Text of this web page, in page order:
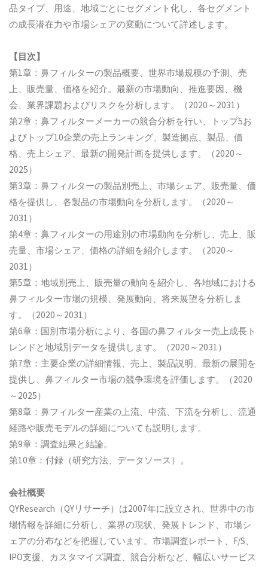
品タイプ、用途、地域ごとにセグメント化し、各セグメント
の成長潜在力や市場シェアの変動について詳述します。
【目次】
第1章：鼻フィルターの製品概要、世界市場規模の予測、売
上、販売量、価格を紹介。最新の市場動向、推進要因、機
会、業界課題およびリスクを分析します。（2020～2031）
第2章：鼻フィルターメーカーの競合分析を行い、トップ5お
よびトップ10企業の売上ランキング、製造拠点、製品、価
格、売上シェア、最新の開発計画を提供します。（2020～
2025）
第3章：鼻フィルターの製品別売上、市場シェア、販売量、価
格を提供し、各製品の市場動向を分析します。（2020～
2031）
第4章：鼻フィルターの用途別の市場動向を分析し、売上、販
売量、市場シェア、価格の詳細を紹介します。（2020～
2031）
第5章：地域別売上、販売量の動向を紹介し、各地域における
鼻フィルター市場の規模、発展動向、将来展望を分析しま
す。（2020～2031）
第6章：国別市場分析により、各国の鼻フィルター売上成長ト
レンドと地域別データを提供します。（2020～2031）
第7章：主要企業の詳細情報、売上、製品説明、最新の展開を
提供し、鼻フィルター市場の競争環境を評価します。（2020
～2025）
第8章：鼻フィルター産業の上流、中流、下流を分析し、流通
経路や販売モデルの詳細についても説明します。
第9章：調査結果と結論。
第10章：付録（研究方法、データソース）。
会社概要
QYResearch（QYリサーチ）は2007年に設立され、世界中の市
場情報を詳細に分析し、業界の現状、発展トレンド、市場シ
ェアの分布などを把握しています。市場調査レポート、F/S、
IPO支援、カスタマイズ調査、競合分析など、幅広いサービス